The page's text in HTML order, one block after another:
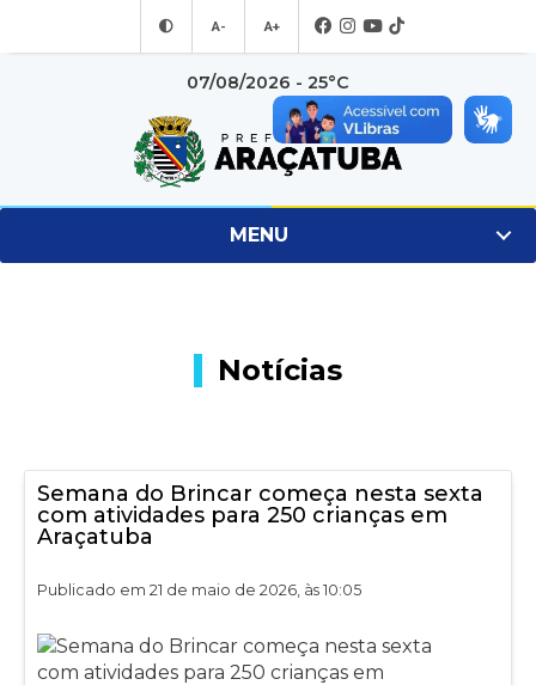
A- A+
07/08/2026 - 25°C
MENU
Notícias
Semana do Brincar começa nesta sexta
com atividades para 250 crianças em
Araçatuba
Publicado em 21 de maio de 2026, às 10:05